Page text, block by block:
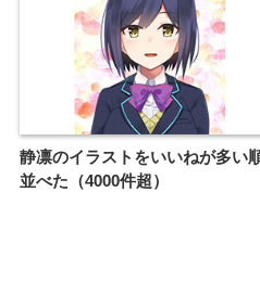
静凛のイラストをいいねが多い
並べた（4000件超）